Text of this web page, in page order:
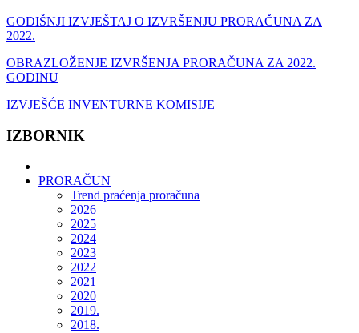
GODIŠNJI IZVJEŠTAJ O IZVRŠENJU PRORAČUNA ZA
2022.
OBRAZLOŽENJE IZVRŠENJA PRORAČUNA ZA 2022.
GODINU
IZVJEŠĆE INVENTURNE KOMISIJE
IZBORNIK
PRORAČUN
Trend praćenja proračuna
2026
2025
2024
2023
2022
2021
2020
2019.
2018.